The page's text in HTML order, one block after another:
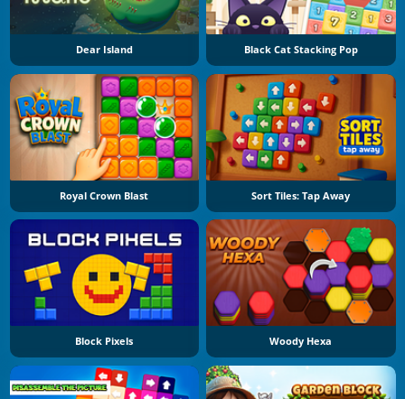
Dear Island Black Cat Stacking Pop
Royal Crown Blast Sort Tiles: Tap Away
Block Pixels Woody Hexa